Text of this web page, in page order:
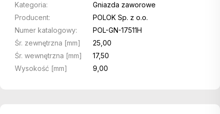
Kategoria:
Gniazda zaworowe
Producent:
POLOK Sp. z o.o.
Numer katalogowy:
POL-GN-17511H
Śr. zewnętrzna [mm]
25,00
Śr. wewnętrzna [mm]
17,50
Wysokość [mm]
9,00